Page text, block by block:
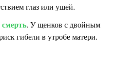
глаз или ушей.
. У щенков с двойным
гибели в утробе матери.